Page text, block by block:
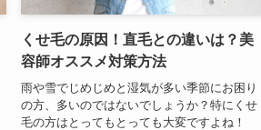
くせ毛の原因！直毛との違いは？美
容師オススメ対策方法
雨や雪でじめじめと湿気が多い季節にお困り
の方、多いのではないでしょうか？特にくせ
毛の方はとってもとっても大変ですよね！